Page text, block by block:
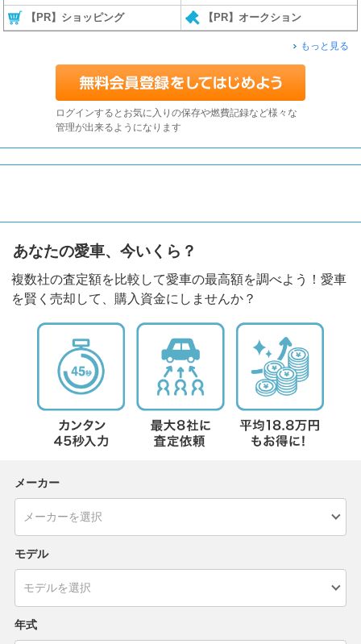
【PR】ショッピング 【PR】オークション
もっと見る
ログインするとお気に入りの保存や燃費記録など様々な
管理が出来るようになります
あなたの愛車、今いくら？
複数社の査定額を比較して愛車の最高額を調べよう！愛車
を賢く売却して、購入資金にしませんか？
メーカー
モデル
年式